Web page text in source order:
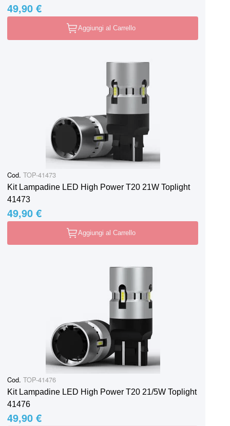
49,90 €
Aggiungi al Carrello
Cod. TOP-41473
Kit Lampadine LED High Power T20 21W Toplight
41473
49,90 €
Aggiungi al Carrello
Cod. TOP-41476
Kit Lampadine LED High Power T20 21/5W Toplight
41476
49,90 €